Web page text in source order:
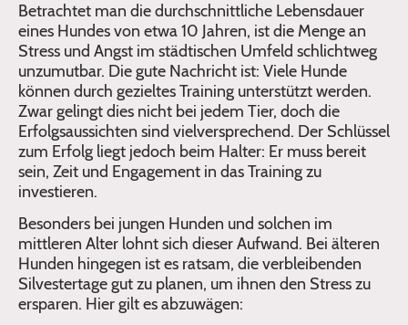
Betrachtet man die durchschnittliche Lebensdauer
eines Hundes von etwa 10 Jahren, ist die Menge an
Stress und Angst im städtischen Umfeld schlichtweg
unzumutbar. Die gute Nachricht ist: Viele Hunde
können durch gezieltes Training unterstützt werden.
Zwar gelingt dies nicht bei jedem Tier, doch die
Erfolgsaussichten sind vielversprechend. Der Schlüssel
zum Erfolg liegt jedoch beim Halter: Er muss bereit
sein, Zeit und Engagement in das Training zu
investieren.
Besonders bei jungen Hunden und solchen im
mittleren Alter lohnt sich dieser Aufwand. Bei älteren
Hunden hingegen ist es ratsam, die verbleibenden
Silvestertage gut zu planen, um ihnen den Stress zu
ersparen. Hier gilt es abzuwägen: